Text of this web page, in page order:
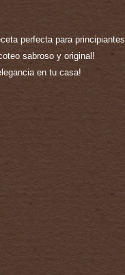
perfecta para
sabroso y original!
en tu casa!